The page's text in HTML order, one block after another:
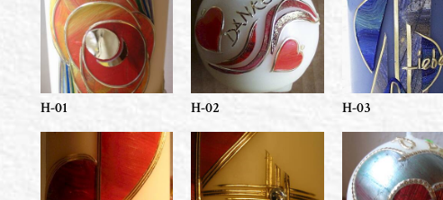
H-01 H-02 H-03